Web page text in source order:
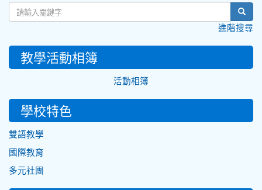
進階搜尋
教學活動相簿
活動相簿
學校特色
雙語教學
國際教育
多元社團